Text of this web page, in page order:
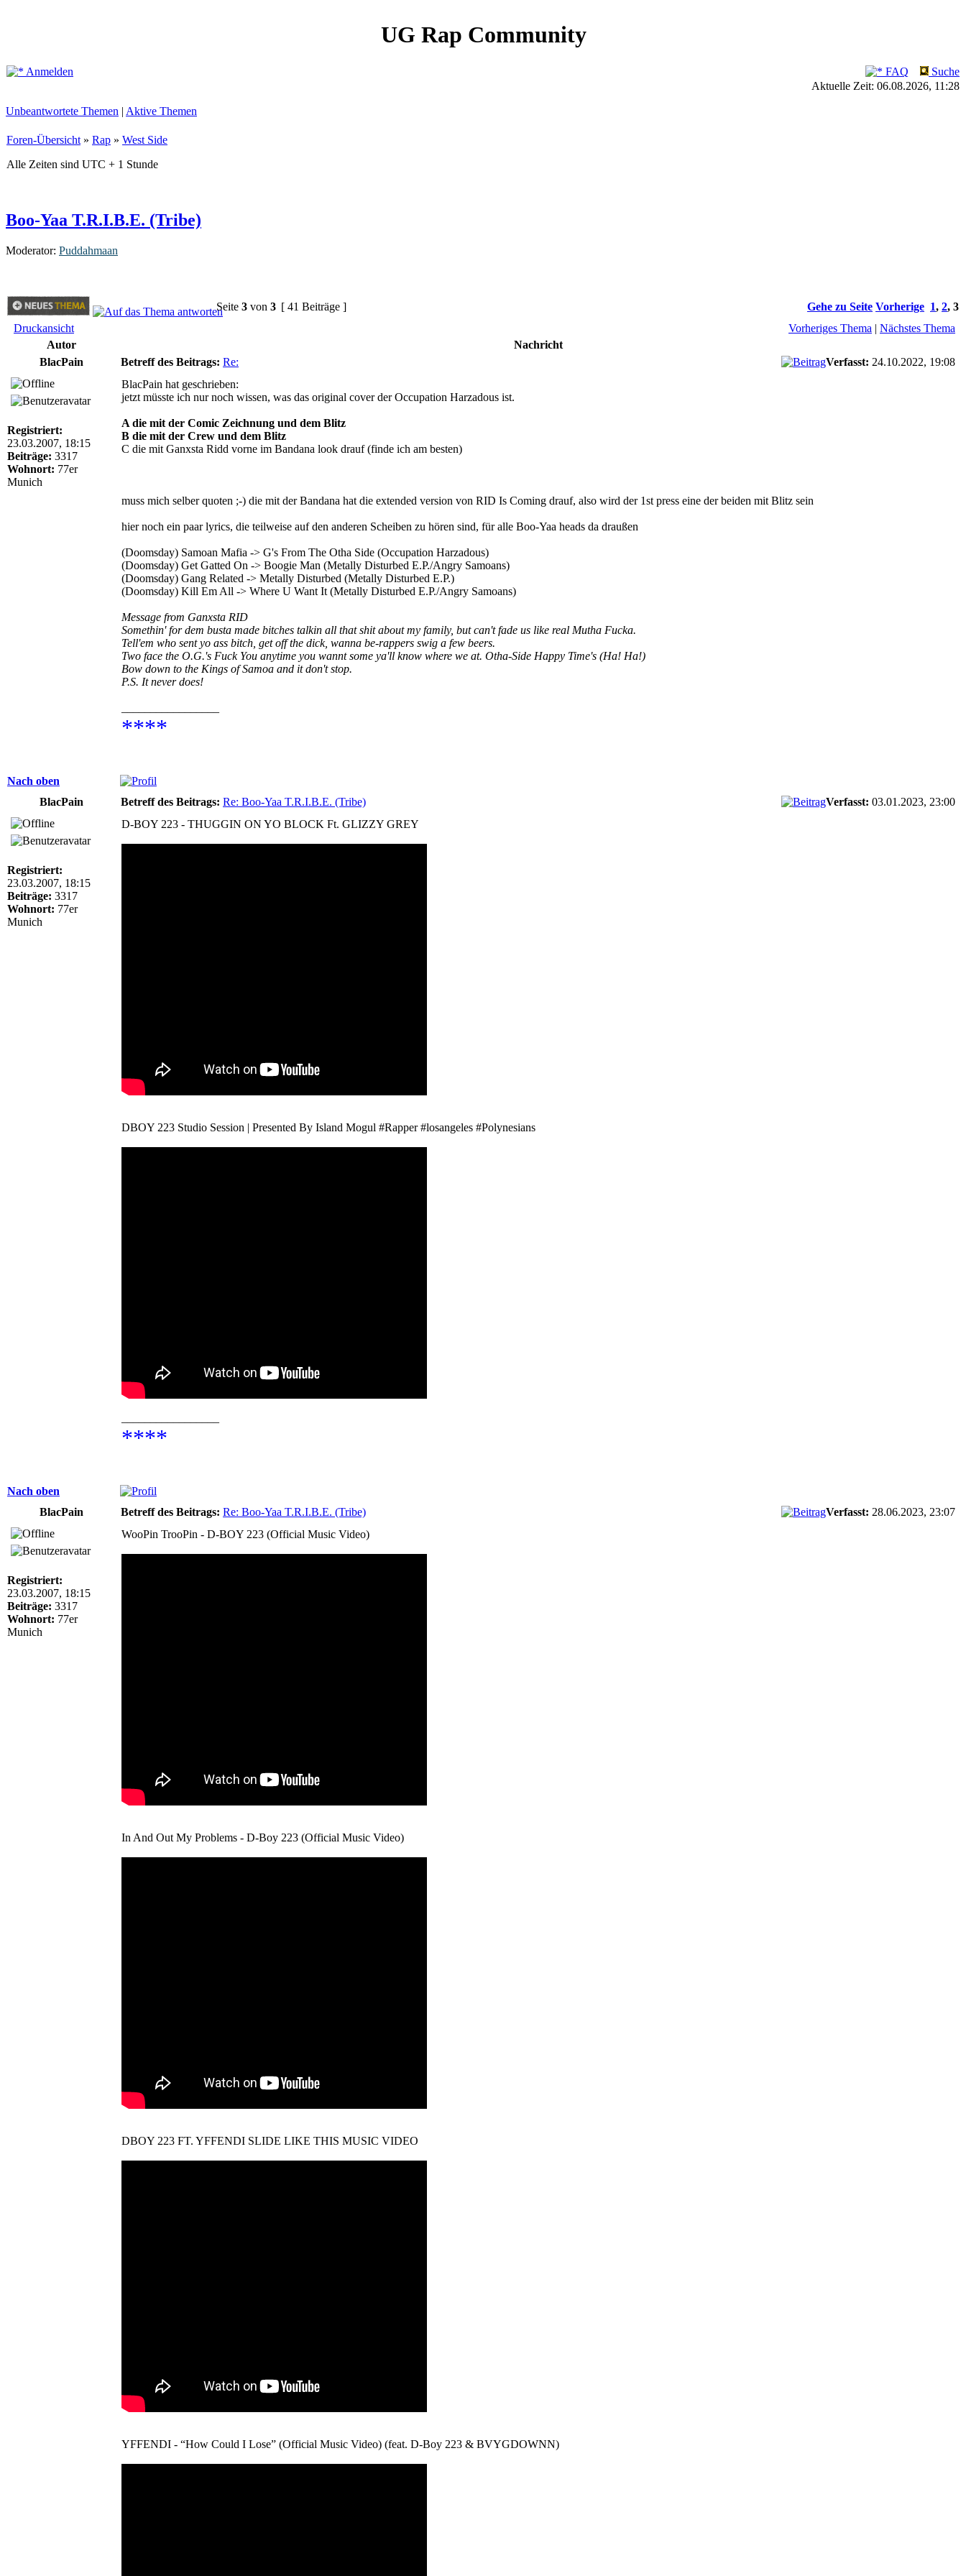
UG Rap Community
Anmelden FAQ
Suche
Aktuelle Zeit: 06.08.2026, 11:28
Unbeantwortete Themen | Aktive Themen
Foren-Übersicht » Rap » West Side
Alle Zeiten sind UTC + 1 Stunde
Boo-Yaa T.R.I.B.E. (Tribe)
Moderator: Puddahmaan
Seite 3 von 3 [ 41 Beiträge ] Gehe zu Seite Vorherige 1, 2, 3
Druckansicht
Vorheriges Thema | Nächstes Thema
Autor
Nachricht
BlacPain
Betreff des Beitrags: Re: Verfasst: 24.10.2022, 19:08
Registriert:
23.03.2007, 18:15
Beiträge: 3317
Wohnort: 77er
Munich
BlacPain hat geschrieben:
jetzt müsste ich nur noch wissen, was das original cover der Occupation Harzadous ist.
A die mit der Comic Zeichnung und dem Blitz
B die mit der Crew und dem Blitz
C die mit Ganxsta Ridd vorne im Bandana look drauf (finde ich am besten)
muss mich selber quoten ;-) die mit der Bandana hat die extended version von RID Is Coming drauf, also wird der 1st press eine der beiden mit Blitz sein
hier noch ein paar lyrics, die teilweise auf den anderen Scheiben zu hören sind, für alle Boo-Yaa heads da draußen
(Doomsday) Samoan Mafia -> G's From The Otha Side (Occupation Harzadous)
(Doomsday) Get Gatted On -> Boogie Man (Metally Disturbed E.P./Angry Samoans)
(Doomsday) Gang Related -> Metally Disturbed (Metally Disturbed E.P.)
(Doomsday) Kill Em All -> Where U Want It (Metally Disturbed E.P./Angry Samoans)
Message from Ganxsta RID
Somethin' for dem busta made bitches talkin all that shit about my family, but can't fade us like real Mutha Fucka.
Tell'em who sent yo ass bitch, get off the dick, wanna be-rappers swig a few beers.
Two face the O.G.'s Fuck You anytime you wannt some ya'll know where we at. Otha-Side Happy Time's (Ha! Ha!)
Bow down to the Kings of Samoa and it don't stop.
P.S. It never does!
****
Nach oben
BlacPain
Betreff des Beitrags: Re: Boo-Yaa T.R.I.B.E. (Tribe) Verfasst: 03.01.2023, 23:00
Registriert:
23.03.2007, 18:15
Beiträge: 3317
Wohnort: 77er
Munich
D-BOY 223 - THUGGIN ON YO BLOCK Ft. GLIZZY GREY
DBOY 223 Studio Session | Presented By Island Mogul #Rapper #losangeles #Polynesians
****
Nach oben
BlacPain
Betreff des Beitrags: Re: Boo-Yaa T.R.I.B.E. (Tribe) Verfasst: 28.06.2023, 23:07
Registriert:
23.03.2007, 18:15
Beiträge: 3317
Wohnort: 77er
Munich
WooPin TrooPin - D-BOY 223 (Official Music Video)
In And Out My Problems - D-Boy 223 (Official Music Video)
DBOY 223 FT. YFFENDI SLIDE LIKE THIS MUSIC VIDEO
YFFENDI - “How Could I Lose” (Official Music Video) (feat. D-Boy 223 & BVYGDOWNN)